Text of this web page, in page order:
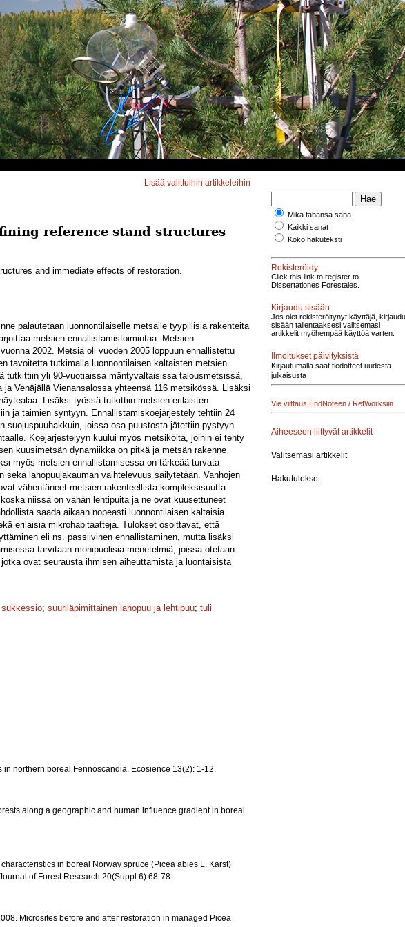
Lisää valittuihin artikkeleihin
reference stand structures
and immediate effects of restoration.
palautetaan luonnontilaiselle metsälle tyypillisiä rakenteita
metsien ennallistamistoimintaa. Metsien
2002. Metsiä oli vuoden 2005 loppuun ennallistettu
tavoitetta tutkimalla luonnontilaisen kaltaisten metsien
tutkittiin yli 90-vuotiaissa mäntyvaltaisissa talousmetsissä,
Venäjällä Vienansalossa yhteensä 116 metsikössä. Lisäksi
Lisäksi työssä tutkittiin metsien erilaisten
ja taimien syntyyn. Ennallistamiskoejärjestely tehtiin 24
suojuspuuhakkuin, joissa osa puustosta jätettiin pystyyn
Koejärjestelyyn kuului myös metsiköitä, joihin ei tehty
kuusimetsän dynamiikka on pitkä ja metsän rakenne
myös metsien ennallistamisessa on tärkeää turvata
lahopuujakauman vaihtelevuus säilytetään. Vanhojen
vähentäneet metsien rakenteellista kompleksisuutta.
niissä on vähän lehtipuita ja ne ovat kuusettuneet
saada aikaan nopeasti luonnontilaisen kaltaisia
erilaisia mikrohabitaatteja. Tulokset osoittavat, että
eli ns. passiivinen ennallistaminen, mutta lisäksi
tarvitaan monipuolisia menetelmiä, joissa otetaan
ovat seurausta ihmisen aiheuttamista ja luontaisista
sukkessio; suuriläpimittainen lahopuu ja lehtipuu; tuli
in northern boreal Fennoscandia. Ecosience 13(2): 1-12.
along a geographic and human influence gradient in boreal
in boreal Norway spruce (Picea abies L. Karst)
of Forest Research 20(Suppl.6):68-78.
Microsites before and after restoration in managed Picea
Mikä tahansa sana
Kaikki sanat
Koko hakuteksti
Rekisteröidy
Click this link to register to
Dissertationes Forestales.
Kirjaudu sisään
Jos olet rekisteröitynyt käyttäjä, kirjaudu
sisään tallentaaksesi valitsemasi
artikkelit myöhempää käyttöä varten.
Ilmoitukset päivityksistä
Kirjautumalla saat tiedotteet uudesta
julkaisusta
Vie viittaus EndNoteen / RefWorksiin
Aiheeseen liittyvät artikkelit
Valitsemasi artikkelit
Hakutulokset